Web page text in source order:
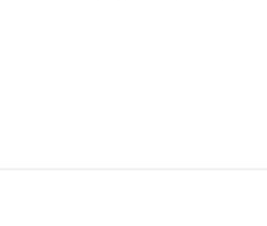
et européennes, de la
Région
Région